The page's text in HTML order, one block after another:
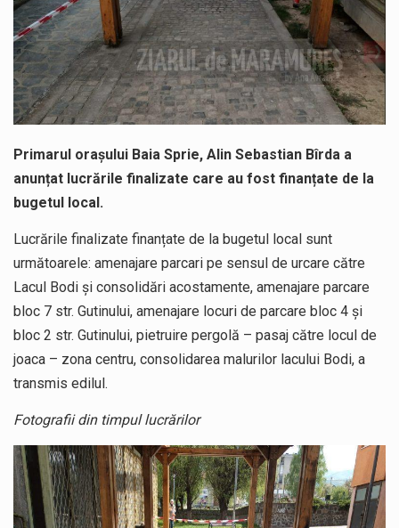
Pe scurt. Statuia lui PINTEA VITEAZU din fața Jandarmeriei Maramures a ajuns să fie zilele acestea mărul discordiei între administrații.…
Noile statii de călători, achizitionate la preț de garsonieră per bucată, dezamăgesc total cetățenii care folosesc mijloacele de transport în…
Primarul orașului Baia Sprie, Alin Sebastian Bîrda a
anunțat lucrările finalizate care au fost finanțate de la
bugetul local.
Lucrările finalizate finanțate de la bugetul local sunt
următoarele: amenajare parcari pe sensul de urcare către
Lacul Bodi și consolidări acostamente, amenajare parcare
bloc 7 str. Gutinului, amenajare locuri de parcare bloc 4 și
bloc 2 str. Gutinului, pietruire pergolă – pasaj către locul de
joaca – zona centru, consolidarea malurilor lacului Bodi, a
transmis edilul.
Fotografii din timpul lucrărilor